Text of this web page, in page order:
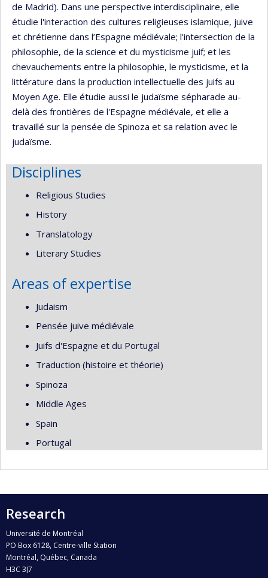
de Madrid). Dans une perspective interdisciplinaire, elle
étudie l'interaction des cultures religieuses islamique, juive
et chrétienne dans l’Espagne médiévale; l'intersection de la
philosophie, de la science et du mysticisme juif; et les
chevauchements entre la philosophie, le mysticisme, et la
littérature dans la production intellectuelle des juifs au
Moyen Age. Elle étudie aussi le judaïsme sépharade au-
delà des frontières de l'Espagne médiévale, et elle a
travaillé sur la pensée de Spinoza et sa relation avec le
judaïsme.
Disciplines
Religious Studies
History
Translatology
Literary Studies
Areas of expertise
Judaism
Pensée juive médiévale
Juifs d'Espagne et du Portugal
Traduction (histoire et théorie)
Spinoza
Middle Ages
Spain
Portugal
Research
Université de Montréal
PO Box 6128, Centre-ville Station
Montréal, Québec, Canada
H3C 3J7